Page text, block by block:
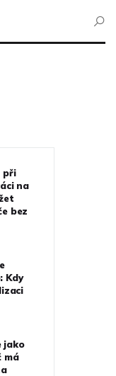
při
na
bez
Kdy
jako
má